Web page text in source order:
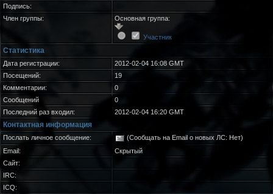
Подпись:
Член группы:
Основная группа:
Участник
Статистика
Дата регистрации:
2012-02-04 16:08 GMT
Посещений:
19
Комментарии:
0
Сообщений
0
Последний раз входил:
2012-02-04 16:20 GMT
Контактная информация
Послать личное сообщение:
(Сообщать на Email о новых ЛС: Нет)
Email:
Скрытый
Сайт:
IRC:
ICQ: